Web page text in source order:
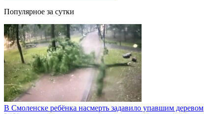
Популярное за сутки
В Смоленске ребёнка насмерть задавило упавшим деревом